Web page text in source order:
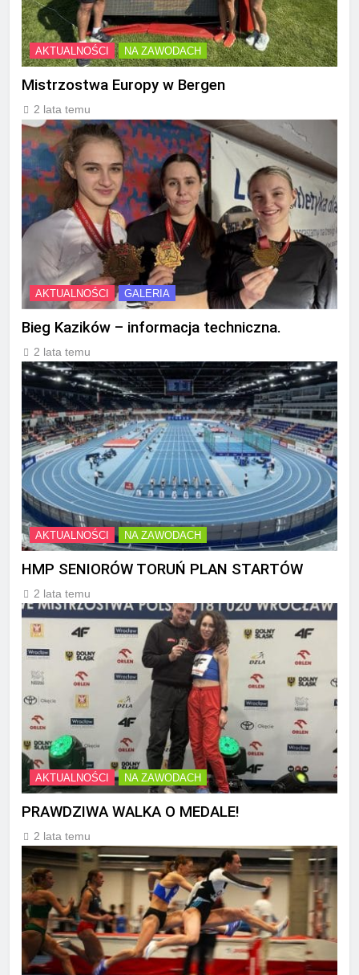
AKTUALNOŚCI NA ZAWODACH
Mistrzostwa Europy w Bergen
2 lata temu
AKTUALNOŚCI GALERIA
Bieg Kazików – informacja techniczna.
2 lata temu
AKTUALNOŚCI NA ZAWODACH
HMP SENIORÓW TORUŃ PLAN STARTÓW
2 lata temu
AKTUALNOŚCI NA ZAWODACH
PRAWDZIWA WALKA O MEDALE!
2 lata temu